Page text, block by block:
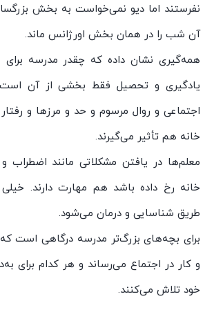
نفرستند اما دیو نمی‌خواست به بخش
آن شب را در همان بخش اورژانس ماند.
همه‌گیری نشان داده که چقدر مدرسه
یادگیری و تحصیل فقط بخشی از آن
اجتماعی و روال مرسوم و حد و مرز‌ها و رفتار
خانه هم تأثیر می‌گیرند.
معلم‌ها در یافتن مشکلاتی مانند اضطراب
خانه رخ داده باشد هم مهارت دارند. خیلی
طریق شناسایی و درمان می‌شود.
برای بچه‌های بزرگ‌تر مدرسه درگاهی است که
و کار در اجتماع می‌رساند و هر کدام برای
خود تلاش می‌کنند.